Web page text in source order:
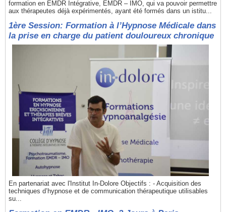
formation en EMDR Intégrative, EMDR – IMO, qui va pouvoir permettre
aux thérapeutes déjà expérimentés, ayant été formés dans un istitu...
1ère Session: Formation à l’Hypnose Médicale dans
la prise en charge du patient douloureux chronique
En partenariat avec l'Institut In-Dolore Objectifs : - Acquisition des
techniques d’hypnose et de communication thérapeutique utilisables
su...